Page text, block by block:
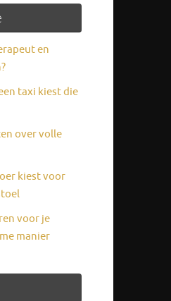
en
taxi kiest die
over volle
kiest voor
voor je
manier